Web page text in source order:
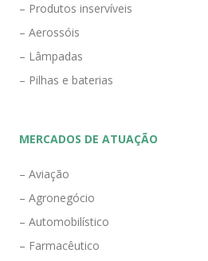
– Produtos inservíveis
– Aerossóis
– Lâmpadas
– Pilhas e baterias
MERCADOS DE ATUAÇÃO
– Aviação
– Agronegócio
– Automobilístico
– Farmacêutico